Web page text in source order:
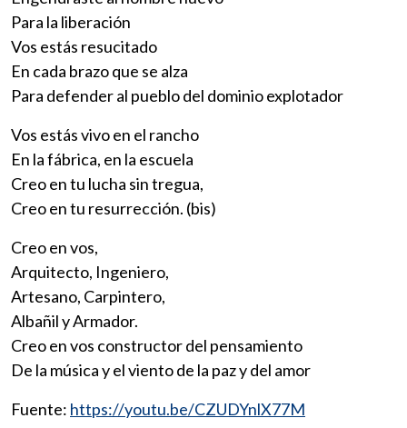
Para la liberación
Vos estás resucitado
En cada brazo que se alza
Para defender al pueblo del dominio explotador
Vos estás vivo en el rancho
En la fábrica, en la escuela
Creo en tu lucha sin tregua,
Creo en tu resurrección. (bis)
Creo en vos,
Arquitecto, Ingeniero,
Artesano, Carpintero,
Albañil y Armador.
Creo en vos constructor del pensamiento
De la música y el viento de la paz y del amor
Fuente: https://youtu.be/CZUDYnlX77M